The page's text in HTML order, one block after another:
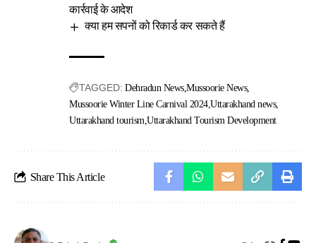
कार्रवाई के आदेश
क्या हम सपनों को रिकार्ड कर सकते हैं
TAGGED: Dehradun News Mussoorie News
Mussoorie Winter Line Carnival 2024 Uttarakhand news
Uttarakhand tourism Uttarakhand Tourism Development
Share This Article